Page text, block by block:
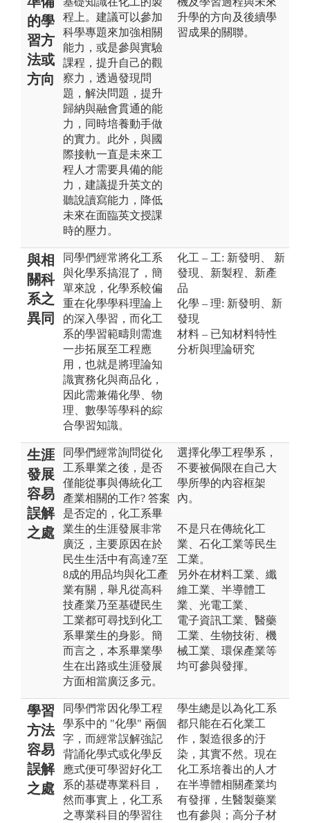
的學
習方
法或
方向
程上。建議可以參加
科學專題來加強相關
能力，或是參與實驗
課程，提升自己的觀
察力，透過發現問
題，解決問題，提升
歸納與融會貫通的能
力，同時培養動手做
的實力。此外，與國
際接軌一直是未來工
程人才需要具備的能
力，建議提升英文的
聽說讀寫能力，降低
未來在面臨英文授課
時的壓力。
升學的方向及後續學
習成果的關聯。
與相
關科
系之
異同
同學們經常將化工系
與化學系搞混了，簡
單來說，化學系較偏
重在化學學科理論上
的深入學習，而化工
系的學習範疇則需進
一步拓展至工程應
用，也就是將理論知
識實務化與商品化，
因此需兼備化學、物
理、數學等學科的綜
合學習知識。
化工 – 工: 新發明、 新
發現、新製程、新產
品
化學 – 理: 新發明、新
發現
材料 – 已知材料特性
分析與理論研究
生涯
發展
容易
誤解
之處
同學們經常詢問從化
工系畢業之後，是否
僅能從事與傳統化工
產業相關的工作? 答案
是否定的，化工系畢
業生的生涯發展非常
廣泛，主要原因在於
民生生活中有高達7至
8成的用品均與化工產
業有關，舉凡從高科
技產業乃至基礎民生
工業都可尋找到化工
系畢業生的身影。簡
而言之，本系畢業學
生在出路或生涯發展
方面相當廣泛多元。
選擇化學工程學系，
不要被侷限在自己大
學所學的內容框架
內。
不是只在傳統化工
業、石化工業等民生
工業。
另外在材料工業、纖
維工業、半導體工
業、光電工業、
電子資訊工業、醫藥
工業、生物技術、機
械工業、環保產業等
均可參與發揮。
學習
方法
容易
誤解
之處
同學們常因化學工程
學系中的 "化學" 兩個
字，而經常誤解強記
背誦化學式或化學反
應式便可學習好化工
系的基礎專業科目，
然而事實上，化工系
之專業科目的學習往
學生總是以為化工系
都只能在石化業工
作，製造很多的汙
染，其實不然。現在
化工系培養出的人才
在半導體相關產業均
有發揮，生醫製藥業
也有參與；高分子材